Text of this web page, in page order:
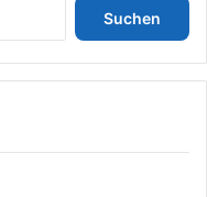
Suchen